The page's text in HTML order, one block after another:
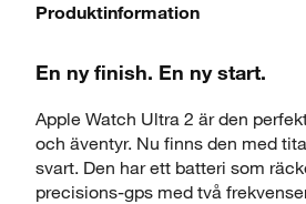
Produktinformation
En ny finish. En ny start.
Apple Watch Ultra 2 är den
och äventyr. Nu finns den med
svart. Den har ett batteri som
precisions-gps med två